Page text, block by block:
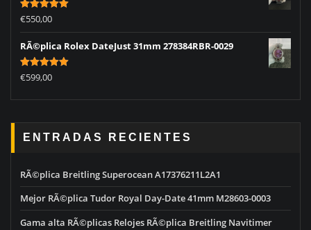
Rated5.00
out of 5
€550,00
RÃ©plica Rolex DateJust 31mm 278384RBR-0029
Rated5.00
out of 5
€599,00
ENTRADAS RECIENTES
RÃ©plica Breitling Superocean A17376211L2A1
Mejor RÃ©plica Tudor Royal Day-Date 41mm M28603-0003
Gama alta RÃ©plicas Relojes RÃ©plica Breitling Navitimer